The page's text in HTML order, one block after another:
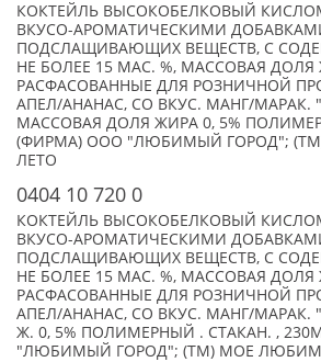
КОКТЕЙЛЬ ВЫСОКОБЕЛКОВЫЙ
ВКУСО-АРОМАТИЧЕСКИМИ
ПОДСЛАЩИВАЮЩИХ ВЕЩЕСТВ, С
НЕ БОЛЕЕ 15 МАС. %, МАССОВАЯ ДОЛЯ
РАСФАСОВАННЫЕ ДЛЯ РОЗНИЧНОЙ
АПЕЛ/АНАНАС, СО ВКУС. МАНГ/МАРАК.
МАССОВАЯ ДОЛЯ ЖИРА 0, 5%
(ФИРМА) ООО "ЛЮБИМЫЙ ГОРОД";
ЛЕТО
0404 10 720 0
КОКТЕЙЛЬ ВЫСОКОБЕЛКОВЫЙ
ВКУСО-АРОМАТИЧЕСКИМИ
ПОДСЛАЩИВАЮЩИХ ВЕЩЕСТВ, С
НЕ БОЛЕЕ 15 МАС. %, МАССОВАЯ ДОЛЯ
РАСФАСОВАННЫЕ ДЛЯ РОЗНИЧНОЙ
АПЕЛ/АНАНАС, СО ВКУС. МАНГ/МАРАК.
Ж. 0, 5% ПОЛИМЕРНЫЙ . СТАКАН. ,
"ЛЮБИМЫЙ ГОРОД"; (TM) МОЕ